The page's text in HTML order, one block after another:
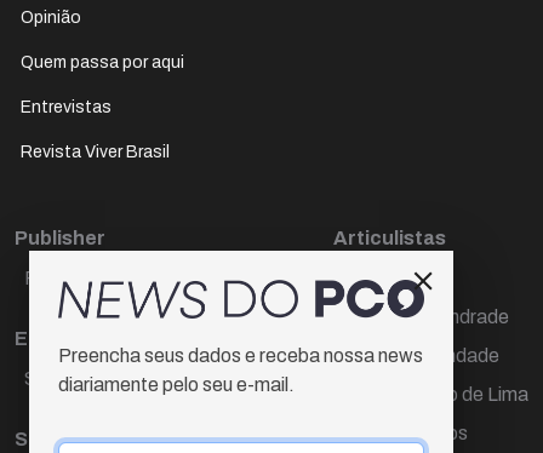
Opinião
Quem passa por aqui
Entrevistas
Revista Viver Brasil
Publisher
Paulo Cesar de Oliveira
Editora Chefe
Sueli Cotta
Sub-editora
Articulistas
Décio Freire
Dr Marcos Andrade
Hamilton Trindade
Igor Carvalho de Lima
Mario Campos
Preencha seus dados e receba nossa news
diariamente pelo seu e-mail.